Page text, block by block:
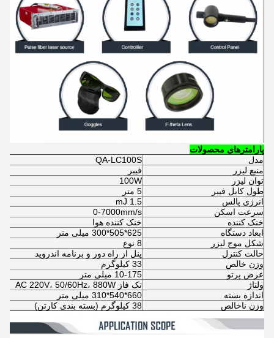
پارامترهای محصولات
مدل
QA-LC100S
منبع لیزر
فیبر
توان لیزر
100W
طول کابل فیبر
5 متر
انرژی پالس
1.5 mJ
سرعت اسکن
0-7000mm/s
خنک کننده
خنک کننده هوا
ابعاد دستگاه
625*505*300 میلی متر
شکل موج لیزر
8 نوع
حالت کنترل
پنل از راه دور و برنامه اندروید
وزن خالص
33 کیلوگرم
عرض پرتو
10-175 میلی متر
ولتاژ
تک فاز AC 220V، 50/60Hz، 880W
اندازه بسته
660*540*310 میلی متر
وزن ناخالص
38 کیلوگرم (بسته بندی کارتن)